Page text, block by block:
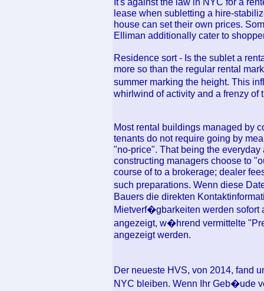
lease when subletting a hire-
house can set their own prices.
Elliman additionally cater to
Residence sort - Is the sublet a
more so than the regular rental
summer marking the height. This
whirlwind of activity and a frenzy of
Most rental buildings managed by
tenants do not require going by
"no-price". That being the
constructing managers choose to
course of to a brokerage; dealer
such preparations. Wenn diese
Bauers die direkten
Mietverf�gbarkeiten werden sofort
angezeigt, w�hrend vermittelte
angezeigt werden.
Der neueste HVS, von 2014, fand
NYC bleiben. Wenn Ihr Geb�ude